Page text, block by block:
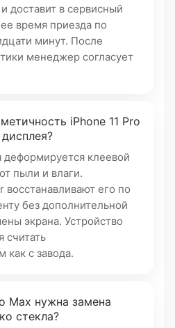
доставит в сервисный
время приезда по
минут. После
менеджер согласует
iPhone 11 Pro
клеевой
пыли и влаги.
его по
без дополнительной
экрана. Устройство
считать
с завода.
Max нужна замена
стекла?